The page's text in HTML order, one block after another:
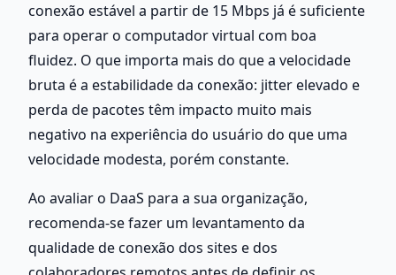
conexão estável a partir de 15 Mbps já é suficiente
para operar o computador virtual com boa
fluidez. O que importa mais do que a velocidade
bruta é a estabilidade da conexão: jitter elevado e
perda de pacotes têm impacto muito mais
negativo na experiência do usuário do que uma
velocidade modesta, porém constante.
Ao avaliar o DaaS para a sua organização,
recomenda-se fazer um levantamento da
qualidade de conexão dos sites e dos